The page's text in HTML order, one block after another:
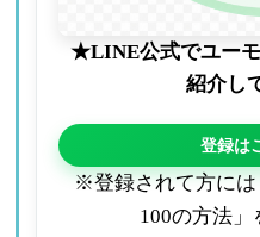
★LINE公式でユー
紹介し
登録は
※登録されて方には
100の方法」